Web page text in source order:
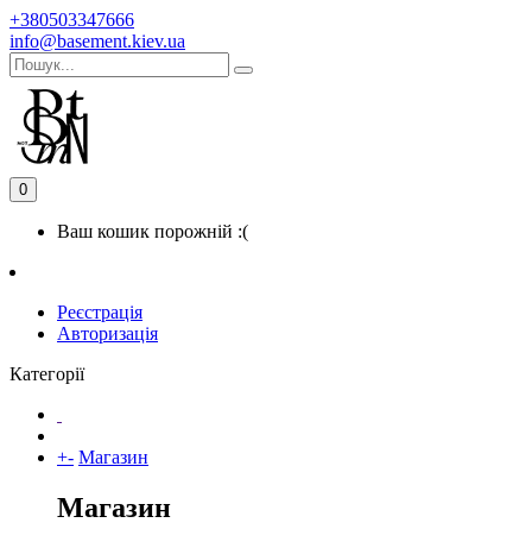
+380503347666
info@basement.kiev.ua
0
Ваш кошик порожній :(
Реєстрація
Авторизація
Категорії
+- Магазин
Магазин